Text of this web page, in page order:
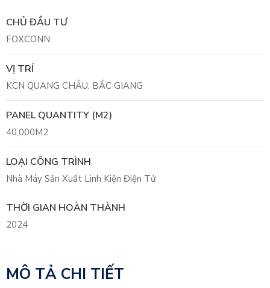
CHỦ ĐẦU TƯ
FOXCONN
VỊ TRÍ
KCN QUANG CHÂU, BẮC GIANG
PANEL QUANTITY (M2)
40,000M2
LOẠI CÔNG TRÌNH
Nhà Máy Sản Xuất Linh Kiện Điện Tử
THỜI GIAN HOÀN THÀNH
2024
MÔ TẢ CHI TIẾT